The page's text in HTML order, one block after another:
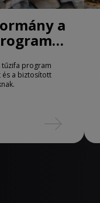
a
tűzifa program
és a biztosított